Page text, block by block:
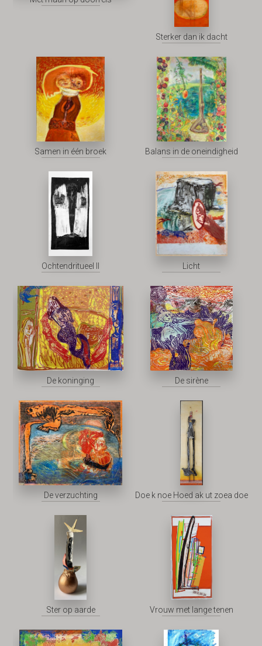
Sterker dan ik dacht
Samen in één broek Balans in de oneindigheid
Ochtendritueel II Licht
De koninging De sirène
De verzuchting Doe k noe Hoed ak ut zoea doe
Ster op aarde Vrouw met lange tenen